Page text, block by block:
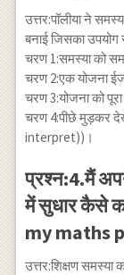
उत्तर:पॉलीया ने
बनाई जिसका उपयोग
चरण 1:समस्या को
चरण 2:एक योजना
चरण 3:योजना को
चरण 4:पीछे मुड़कर
interpret))।
प्रश्न:4.मैं
में सुधार कैसे
my maths
उत्तर:शिक्षण समस्या